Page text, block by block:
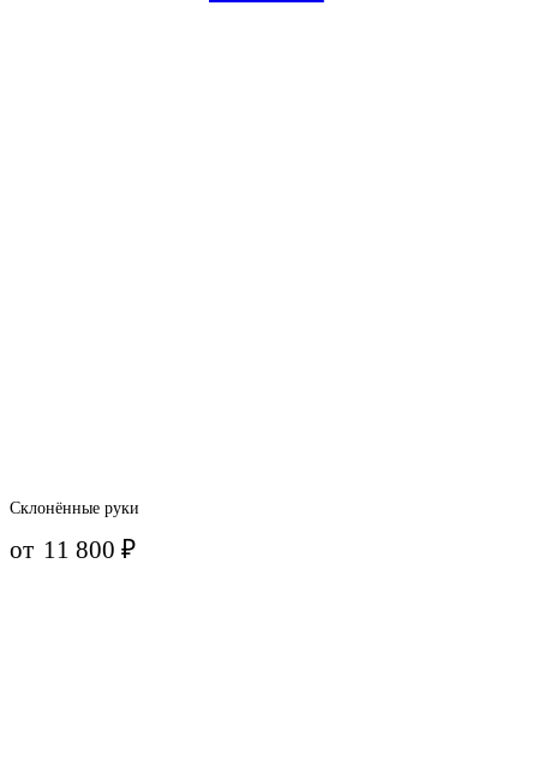
Склонённые руки
от 11 800₽